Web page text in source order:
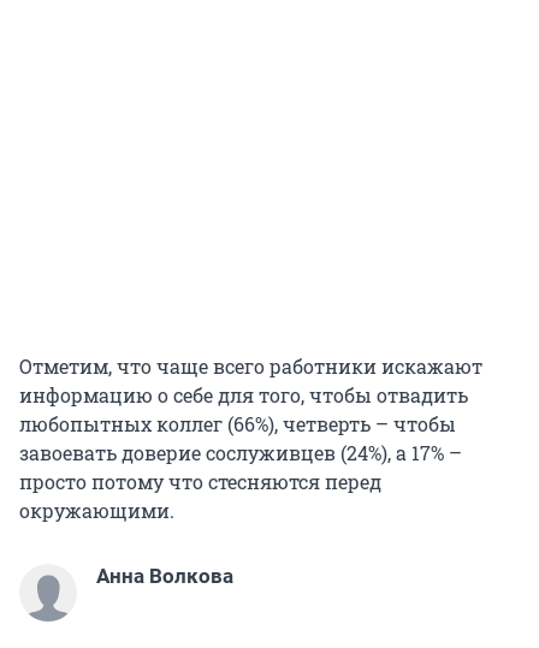
Отметим, что чаще всего работники искажают
информацию о себе для того, чтобы отвадить
любопытных коллег (66%), четверть – чтобы
завоевать доверие сослуживцев (24%), а 17% –
просто потому что стесняются перед
окружающими.
Анна Волкова